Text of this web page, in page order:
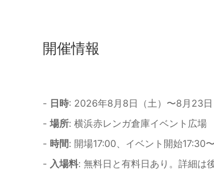
開催情報
- 日時: 2026年8月8日（土）〜8月23日
- 場所: 横浜赤レンガ倉庫イベント広場
- 時間: 開場17:00、イベント開始17:30
- 入場料: 無料日と有料日あり。詳細は後